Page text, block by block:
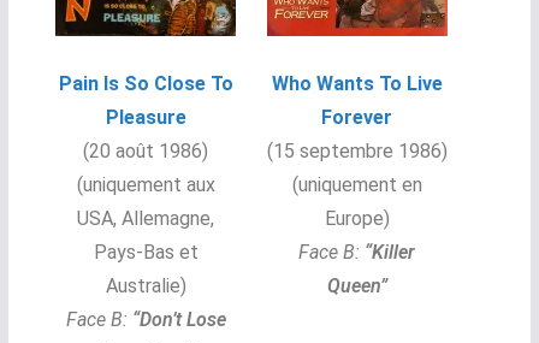
Pain Is So Close To
Pleasure
(20 août 1986)
(uniquement aux
USA, Allemagne,
Pays-Bas et
Australie)
Face B: “Don’t Lose
Who Wants To Live
Forever
(15 septembre 1986)
(uniquement en
Europe)
Face B: “Killer
Queen”